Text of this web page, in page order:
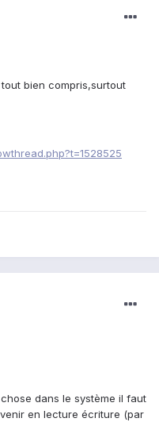
bien compris,surtout
dans le système il faut
en lecture écriture (par